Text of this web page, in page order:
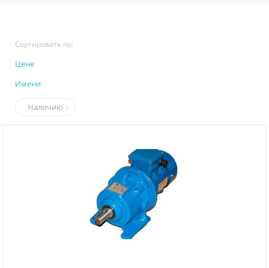
Сортировать по:
Цене
Имени
Наличию